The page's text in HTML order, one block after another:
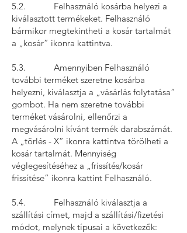
5.2. Felhasználó kosárba helyezi a
kiválasztott termékeket. Felhasználó
bármikor megtekintheti a kosár tartalmát
a „kosár” ikonra kattintva.
5.3. Amennyiben Felhasználó
további terméket szeretne kosárba
helyezni, kiválasztja a „vásárlás folytatása”
gombot. Ha nem szeretne további
terméket vásárolni, ellenőrzi a
megvásárolni kívánt termék darabszámát.
A „törlés - X” ikonra kattintva törölheti a
kosár tartalmát. Mennyiség
véglegesítéséhez a „frissítés/kosár
frissítése” ikonra kattint Felhasználó.
5.4. Felhasználó kiválasztja a
szállítási címet, majd a szállítási/fizetési
módot, melynek típusai a következők: